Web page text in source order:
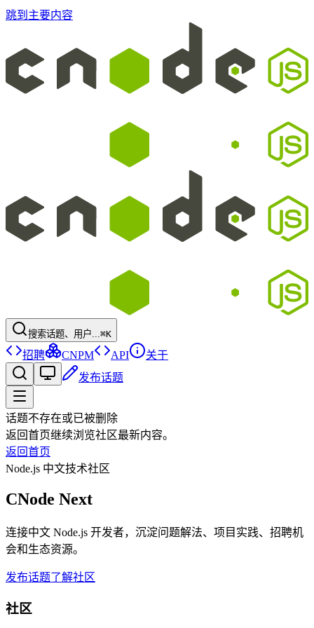
跳到主要内容
搜索话题、用户...⌘K
招聘 CNPM API
关于
发布话题
话题不存在或已被删除
返回首页继续浏览社区最新内容。
返回首页
Node.js 中文技术社区
CNode Next
连接中文 Node.js 开发者，沉淀问题解法、项目实践、招聘机
会和生态资源。
发布话题了解社区
社区